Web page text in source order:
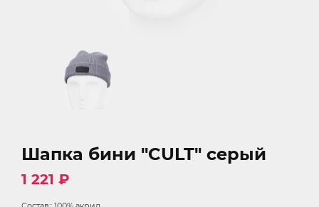
Шапка бини "CULT" серый
1 221 ₽